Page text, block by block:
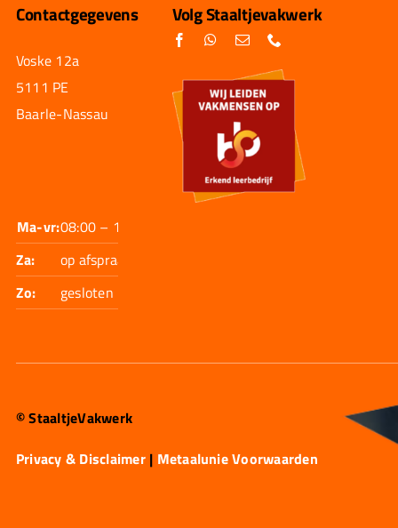
Contactgegevens
Voske 12a
5111 PE
Baarle-Nassau
Ma-vr:08:00 – 17:30
Za:
op afspraak
Zo:
gesloten
Volg Staaltjevakwerk
© StaaltjeVakwerk
Privacy & Disclaimer| Metaalunie Voorwaarden